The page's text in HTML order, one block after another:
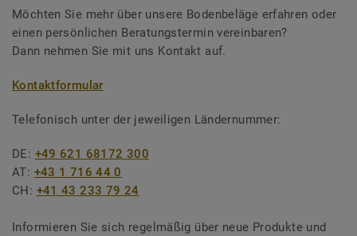
Möchten Sie mehr über unsere Bodenbeläge erfahren oder
einen persönlichen Beratungstermin vereinbaren?
Dann nehmen Sie mit uns Kontakt auf.
Kontaktformular
Telefonisch unter der jeweiligen Ländernummer:
DE: +49 621 68172 300
AT: +43 1 716 44 0
CH: +41 43 233 79 24
Informieren Sie sich regelmäßig über neue Produkte und